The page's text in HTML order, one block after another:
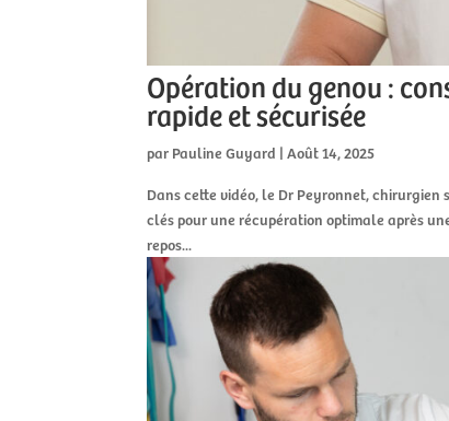
Opération du genou :
rapide et sécurisée
par Pauline Guyard |Août 14, 2025
Dans cette vidéo, le Dr Peyronnet,
clés pour une récupération optimale après
repos...